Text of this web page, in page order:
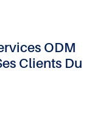
ODM
Clients Du